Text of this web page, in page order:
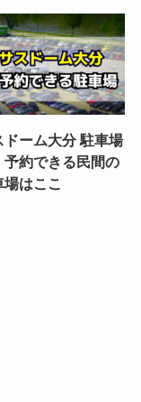
ドーム大分 駐車場
予約できる民間の
はここ